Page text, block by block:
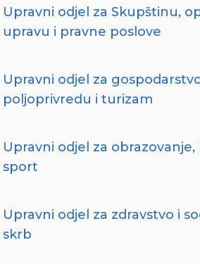
Upravni odjel za Skupštinu,
upravu i pravne poslove
Upravni odjel za
poljoprivredu i turizam
Upravni odjel za
sport
Upravni odjel za zdravstvo i
skrb